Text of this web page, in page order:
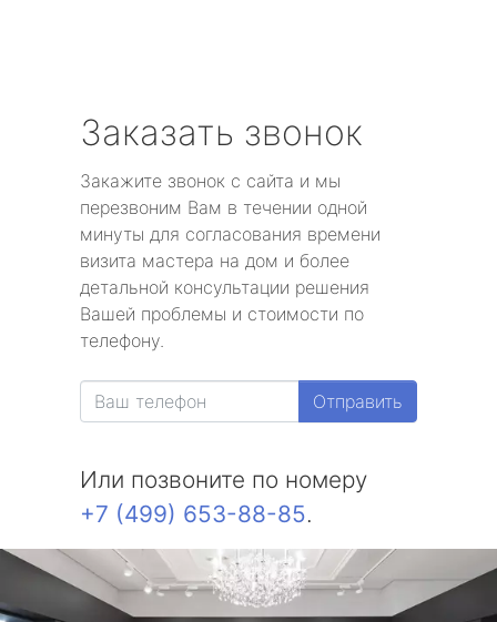
Заказать звонок
Закажите звонок с сайта и мы
перезвоним Вам в течении одной
минуты для согласования времени
визита мастера на дом и более
детальной консультации решения
Вашей проблемы и стоимости по
телефону.
Отправить
Или позвоните по номеру
+7 (499) 653-88-85.